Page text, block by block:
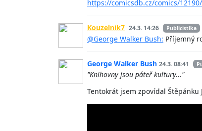
https://comicsdb.cz/comics/
Kouzelnik7 24.3. 14:26 Publicistika
@George Walker Bush: Příjemný
George Walker Bush 24.3. 08:41
"Knihovny jsou páteř kultury..."
Tentokrát jsem zpovídal Štěpánku